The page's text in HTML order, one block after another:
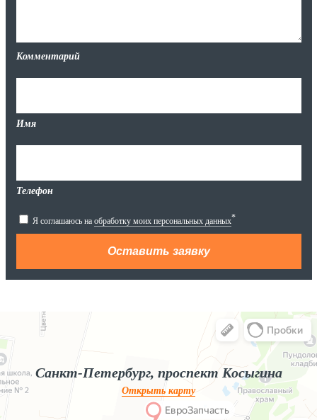
Комментарий
Имя
Телефон
Я соглашаюсь на обработку моих персональных данных*
Яндекс.Карты
Яндекс.Карты — поиск мест и адресов, городской транспорт
Санкт-Петербург, проспект Косыгина
Открыть карту